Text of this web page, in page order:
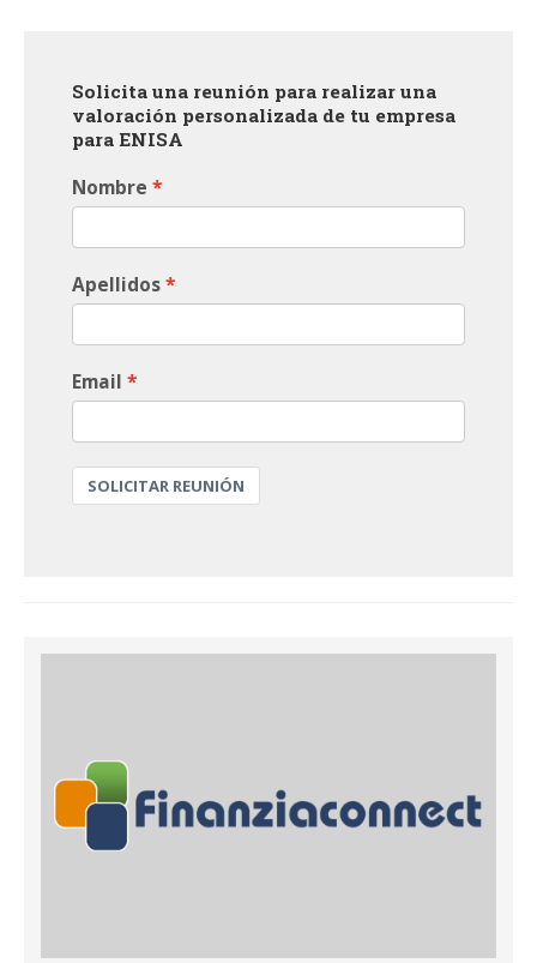
Solicita una reunión para realizar una
valoración personalizada de tu empresa
para ENISA
Nombre
Apellidos
Email
SOLICITAR REUNIÓN